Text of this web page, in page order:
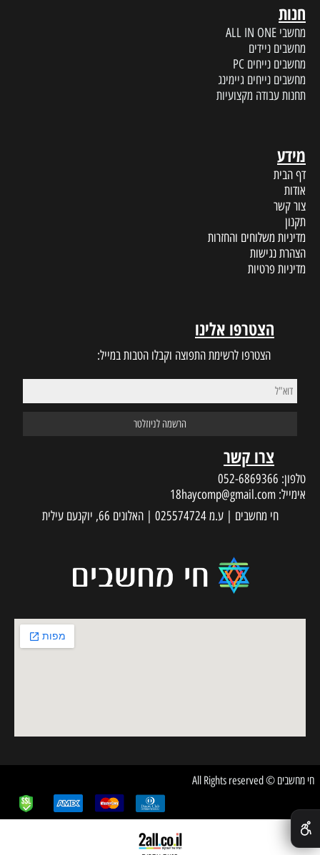
חנות
מחשבי ALL IN ONE
מחשבים ניידים
מחשבים נייחים PC
מחשבים נייחים גיימינג
תחנות עבודה מקצועיות
מידע
דף הבית
אודות
צור קשר
תקנון
מדיניות משלוחים והחזרות
הצהרת נגישות
מדיניות פרטיות
הצטרפו אלינו
הצטרפו לרשימת התפוצה וקבלו הטבות במייל:
צרו קשר
טלפון: 052-6869366
אימייל: 18haycomp@gmail.com
חי מחשבים | ע.מ 025574724 | האלונים 66, יוקנעם עילית
חי מחשבים © All Rights reserved